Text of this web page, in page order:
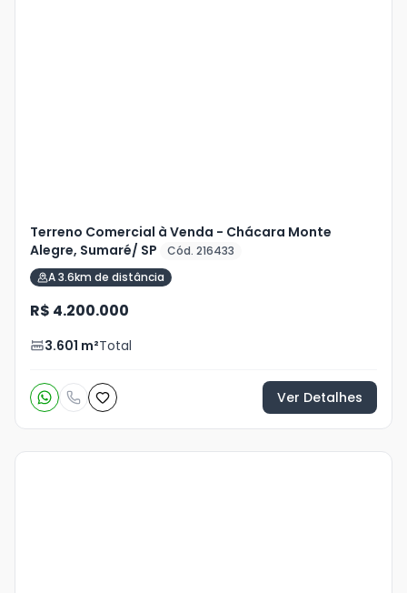
Terreno Comercial à Venda - Chácara Monte
Alegre, Sumaré/ SP
Cód. 216433
A 3.6km de distância
R$ 4.200.000
3.601 m²Total
Ver Detalhes